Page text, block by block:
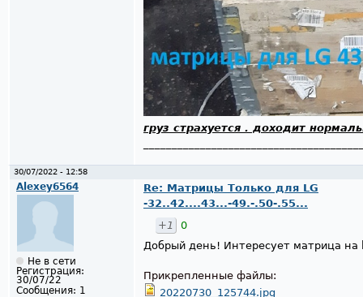
груз страхуется . доходит
30/07/2022 - 12:58
Alexey6564
Не в сети
Регистрация:
30/07/22
Сообщения: 1
Re: Матрицы Только для LG
-32..42....43...-49.-.50-.55...
+1
0
Добрый день! Интересует матрица на
Прикрепленные файлы:
20220730_125744.jpg